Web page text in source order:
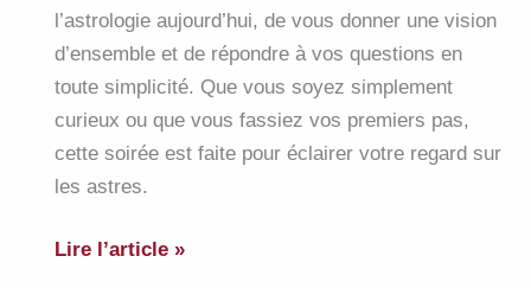
l’astrologie aujourd’hui, de vous donner une vision
d’ensemble et de répondre à vos questions en
toute simplicité. Que vous soyez simplement
curieux ou que vous fassiez vos premiers pas,
cette soirée est faite pour éclairer votre regard sur
les astres.
Webinaire
Lire l’article »